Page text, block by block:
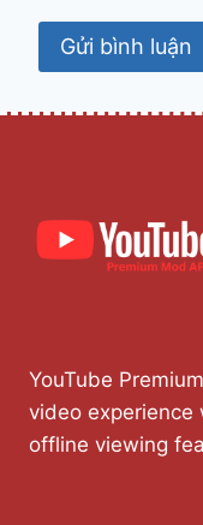
YouTube
video experience
offline viewing